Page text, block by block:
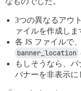
3つの異なるアウ
ァイルを作成しま
各 JS ファイルで
banner_location
もしそうなら、バ
バナーを非表示に